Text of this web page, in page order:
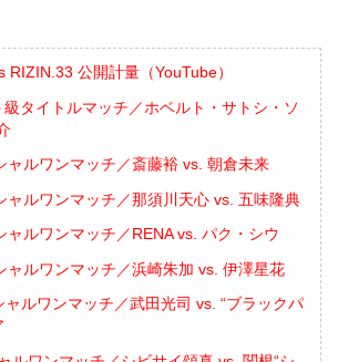
RIZIN.33 公開計量（YouTube）
タイトルマッチ／ホベルト・サトシ・ソ
ャルワンマッチ／斎藤裕 vs. 朝倉未来
ャルワンマッチ／那須川天心 vs. 五味隆典
ャルワンマッチ／RENA vs. パク・シウ
ャルワンマッチ／浜崎朱加 vs. 伊澤星花
ルワンマッチ／武田光司 vs. “ブラックパ